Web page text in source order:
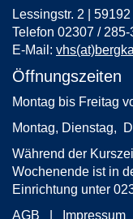
Lessingstr. 2 |
Telefon 02307 /
E-Mail:
Öffnungszeiten
Montag bis Freitag
Montag, Dienstag,
Während der
Wochenende ist in
Einrichtung unter
AGB
Impressum